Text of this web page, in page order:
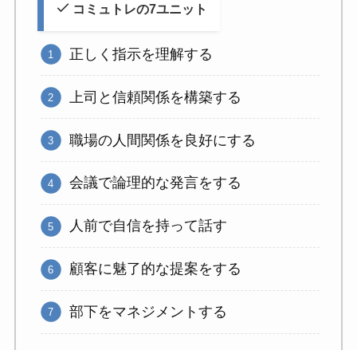
コミュトレの7ユニット
正しく指示を理解する
上司と信頼関係を構築する
職場の人間関係を良好にする
会議で論理的な発言をする
人前で自信を持って話す
顧客に魅了的な提案をする
部下をマネジメントする